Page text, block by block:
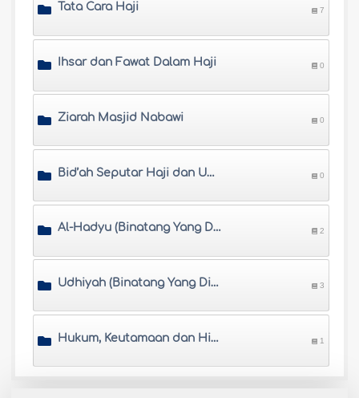
Tata Cara Haji 7
Ihsar dan Fawat Dalam Haji 0
Ziarah Masjid Nabawi 0
Bid’ah Seputar Haji dan Umrah 0
Al-Hadyu (Binatang Yang Disembelih Dalam Haji) 2
Udhiyah (Binatang Yang Disembelih Pada Hari Idul Adha) 3
Hukum, Keutamaan dan Hikmah Udhiyah (Berqurban) 1